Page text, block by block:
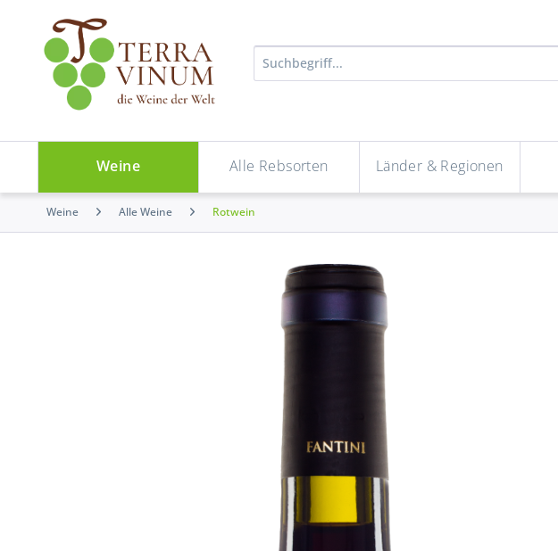
Weine Alle Rebsorten Länder & Regionen
Weine Alle Weine Rotwein